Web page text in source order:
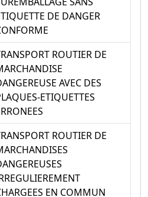
DE DANGER
ROUTIER DE
AVEC DES
ETIQUETTES
ROUTIER DE
EN COMMUN